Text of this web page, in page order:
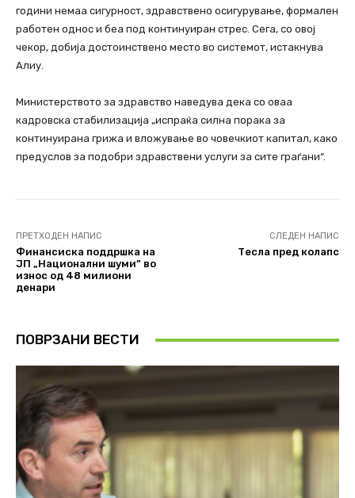
години немаа сигурност, здравствено осигурување, формален
работен однос и беа под континуиран стрес. Сега, со овој
чекор, добија достоинствено место во системот, истакнува
Алиу.
Министерството за здравство наведува дека со оваа
кадровска стабилизација „испраќа силна порака за
континуирана грижа и вложување во човечкиот капитал, како
предуслов за подобри здравствени услуги за сите граѓани“.
ПРЕТХОДЕН НАПИС
Финансиска поддршка на
ЈП „Национални шуми” во
износ од 48 милиони
денари
СЛЕДЕН НАПИС
Тесла пред колапс
ПОВРЗАНИ ВЕСТИ